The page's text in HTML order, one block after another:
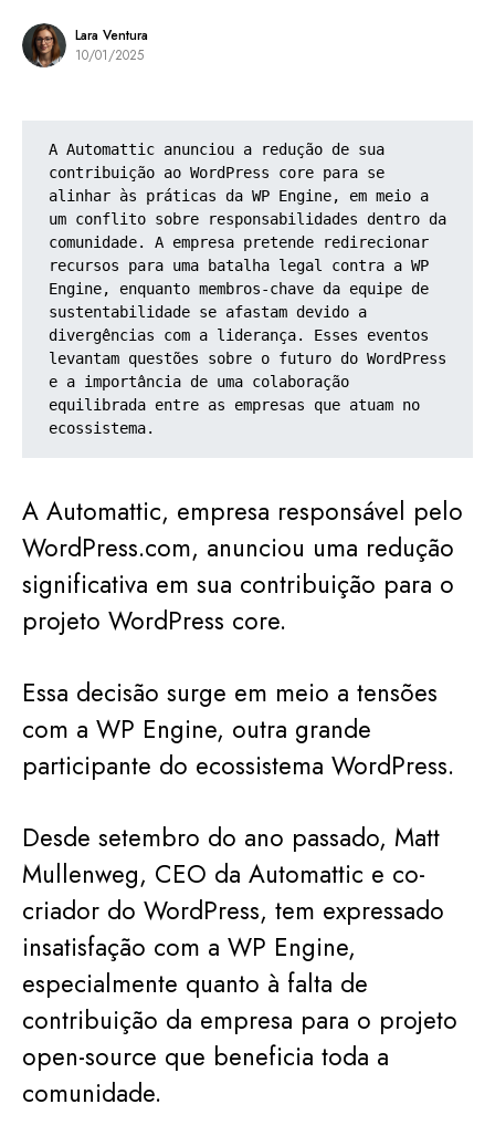
Lara Ventura
10/01/2025
A Automattic anunciou a redução de sua
contribuição ao WordPress core para se
alinhar às práticas da WP Engine, em meio a
um conflito sobre responsabilidades dentro da
comunidade. A empresa pretende redirecionar
recursos para uma batalha legal contra a WP
Engine, enquanto membros-chave da equipe de
sustentabilidade se afastam devido a
divergências com a liderança. Esses eventos
levantam questões sobre o futuro do WordPress
e a importância de uma colaboração
equilibrada entre as empresas que atuam no
ecossistema.
A Automattic, empresa responsável pelo
WordPress.com, anunciou uma redução
significativa em sua contribuição para o
projeto WordPress core.
Essa decisão surge em meio a tensões
com a WP Engine, outra grande
participante do ecossistema WordPress.
Desde setembro do ano passado, Matt
Mullenweg, CEO da Automattic e co-
criador do WordPress, tem expressado
insatisfação com a WP Engine,
especialmente quanto à falta de
contribuição da empresa para o projeto
open-source que beneficia toda a
comunidade.